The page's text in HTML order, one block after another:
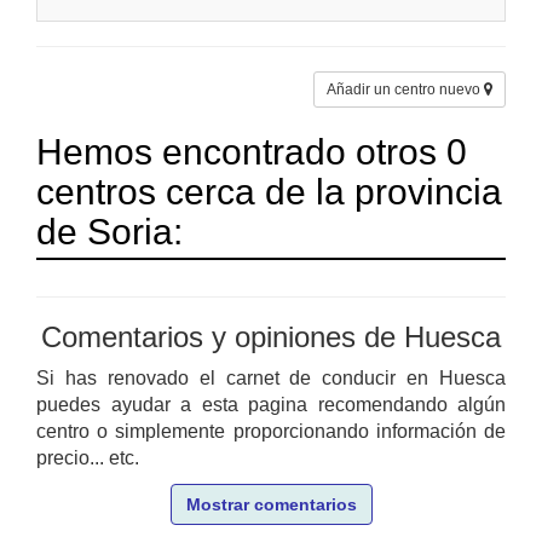
Añadir un centro nuevo
Hemos encontrado otros 0
centros cerca de la provincia
de Soria:
Comentarios y opiniones de Huesca
Si has renovado el carnet de conducir en Huesca
puedes ayudar a esta pagina recomendando algún
centro o simplemente proporcionando información de
precio... etc.
Mostrar comentarios